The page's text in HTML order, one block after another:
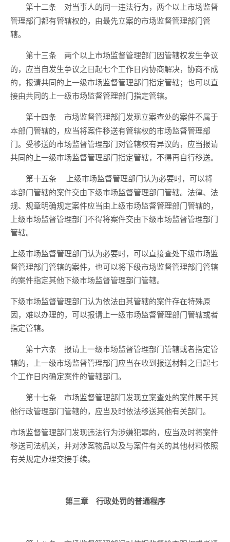
第十二条 对当事人的同一违法行为，两个以上市场监督
管理部门都有管辖权的，由最先立案的市场监督管理部门管
辖。
第十三条 两个以上市场监督管理部门因管辖权发生争议
的，应当自发生争议之日起七个工作日内协商解决，协商不成
的，报请共同的上一级市场监督管理部门指定管辖；也可以直
接由共同的上一级市场监督管理部门指定管辖。
第十四条 市场监督管理部门发现立案查处的案件不属于
本部门管辖的，应当将案件移送有管辖权的市场监督管理部
门。受移送的市场监督管理部门对管辖权有异议的，应当报请
共同的上一级市场监督管理部门指定管辖，不得再自行移送。
第十五条
上级市场监督管理部门认为必要时，可以将
本部门管辖的案件交由下级市场监督管理部门管辖。法律、法
规、规章明确规定案件应当由上级市场监督管理部门管辖的，
上级市场监督管理部门不得将案件交由下级市场监督管理部门
管辖。
上级市场监督管理部门认为必要时，可以直接查处下级市场监
督管理部门管辖的案件，也可以将下级市场监督管理部门管辖
的案件指定其他下级市场监督管理部门管辖。
下级市场监督管理部门认为依法由其管辖的案件存在特殊原
因，难以办理的，可以报请上一级市场监督管理部门管辖或者
指定管辖。
第十六条 报请上一级市场监督管理部门管辖或者指定管
辖的，上一级市场监督管理部门应当在收到报送材料之日起七
个工作日内确定案件的管辖部门。
第十七条 市场监督管理部门发现立案查处的案件属于其
他行政管理部门管辖的，应当及时依法移送其他有关部门。
市场监督管理部门发现违法行为涉嫌犯罪的，应当及时将案件
移送司法机关，并对涉案物品以及与案件有关的其他材料依照
有关规定办理交接手续。
第三章 行政处罚的普通程序